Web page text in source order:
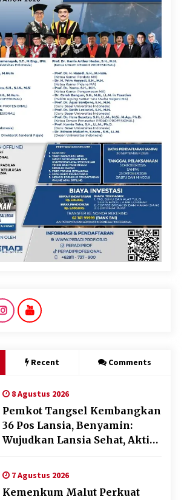
Recent Comments
8 Agustus 2026
Pemkot Tangsel Kembangkan
36 Pos Lansia, Benyamin:
Wujudkan Lansia Sehat, Aktif,
7 Agustus 2026
Kemenkum Malut Perkuat